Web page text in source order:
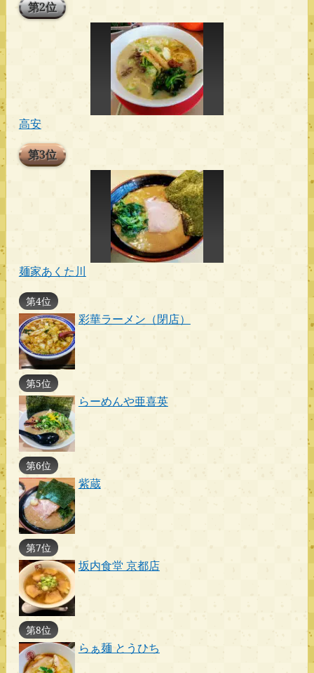
第2位
高安
第3位
麺家あくた川
第4位
彩華ラーメン（閉店）
第5位
らーめんや亜喜英
第6位
紫蔵
第7位
坂内食堂 京都店
第8位
らぁ麺 とうひち